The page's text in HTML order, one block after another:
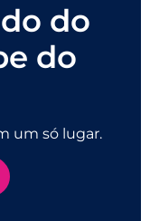
do
do
um só lugar.